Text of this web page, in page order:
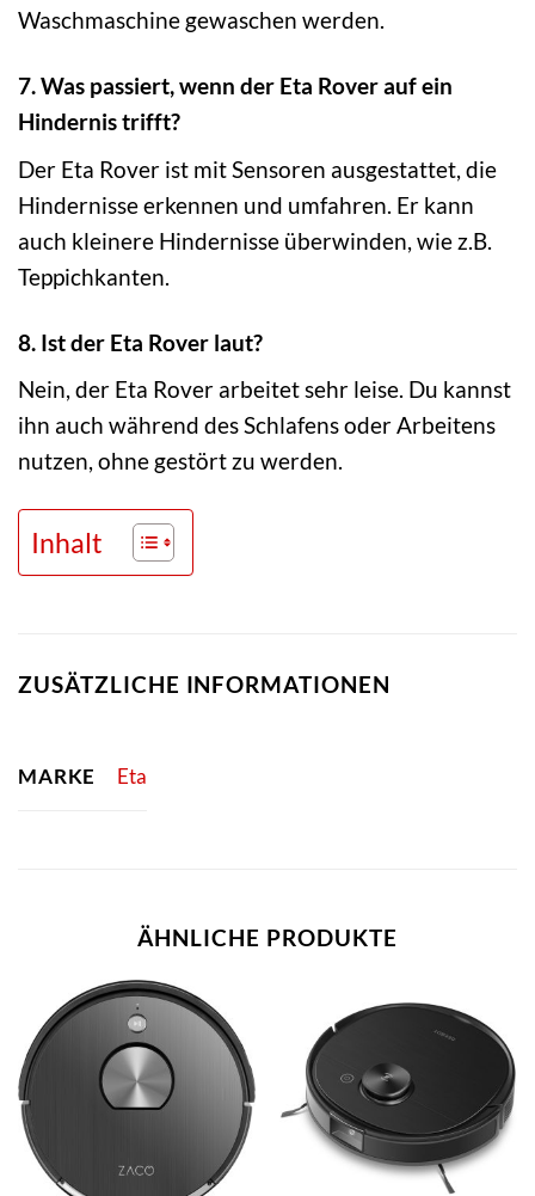
Waschmaschine gewaschen werden.
7. Was passiert, wenn der Eta Rover auf ein
Hindernis trifft?
Der Eta Rover ist mit Sensoren ausgestattet, die
Hindernisse erkennen und umfahren. Er kann
auch kleinere Hindernisse überwinden, wie z.B.
Teppichkanten.
8. Ist der Eta Rover laut?
Nein, der Eta Rover arbeitet sehr leise. Du kannst
ihn auch während des Schlafens oder Arbeitens
nutzen, ohne gestört zu werden.
Inhalt
ZUSÄTZLICHE INFORMATIONEN
MARKE Eta
ÄHNLICHE PRODUKTE